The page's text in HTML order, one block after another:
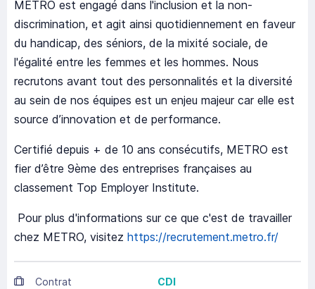
METRO est engagé dans l'inclusion et la non-
discrimination, et agit ainsi quotidiennement en faveur
du handicap, des séniors, de la mixité sociale, de
l'égalité entre les femmes et les hommes. Nous
recrutons avant tout des personnalités et la diversité
au sein de nos équipes est un enjeu majeur car elle est
source d’innovation et de performance.
Certifié depuis + de 10 ans consécutifs, METRO est
fier d’être 9ème des entreprises françaises au
classement Top Employer Institute.
Pour plus d'informations sur ce que c'est de travailler
chez METRO, visitez https://recrutement.metro.fr/
Contrat CDI